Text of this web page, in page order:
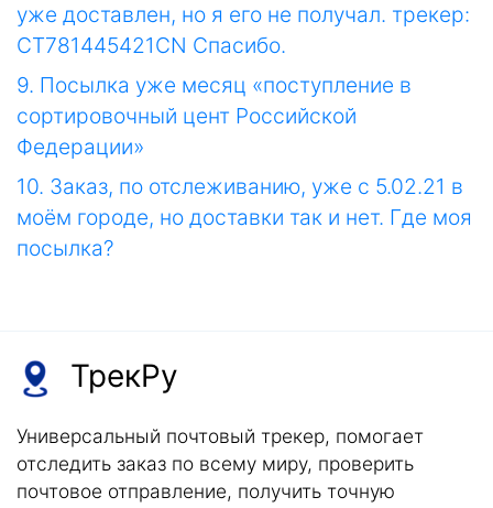
уже доставлен, но я его не получал. трекер:
CT781445421CN Спасибо.
9. Посылка уже месяц «поступление в
сортировочный цент Российской
Федерации»
10. Заказ, по отслеживанию, уже с 5.02.21 в
моём городе, но доставки так и нет. Где моя
посылка?
ТрекРу
Универсальный почтовый трекер, помогает
отследить заказ по всему миру, проверить
почтовое отправление, получить точную